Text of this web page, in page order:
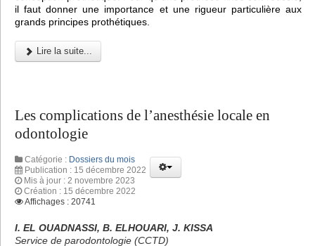
il faut donner une importance et une rigueur particulière aux
grands principes prothétiques.
Lire la suite...
Les complications de l’anesthésie locale en
odontologie
Catégorie : Dossiers du mois
Publication : 15 décembre 2022
Mis à jour : 2 novembre 2023
Création : 15 décembre 2022
Affichages : 20741
I. EL OUADNASSI, B. ELHOUARI, J. KISSA
Service de parodontologie (CCTD)